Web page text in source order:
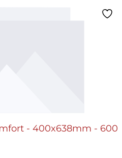
- 400x638mm - 600